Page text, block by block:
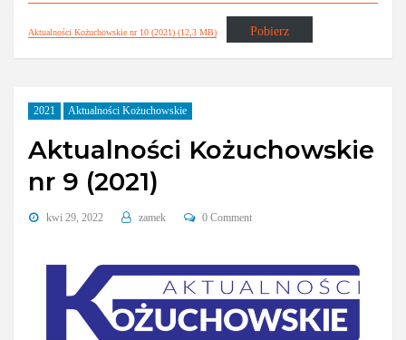
Aktualności Kożuchowskie nr 10 (2021) (12,3 MB) Pobierz
2021 Aktualności Kożuchowskie
Aktualności Kożuchowskie
nr 9 (2021)
kwi 29, 2022 zamek 0 Comment